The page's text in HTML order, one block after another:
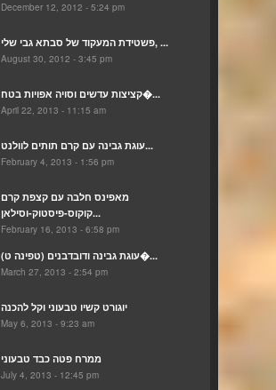
December 12, 2012 - 5:24 pm
פשטידת המעקוד של סבתא גבי שלי, ...
August 30, 2012 - 3:45 pm
קציצות עדשים וסויה אפויות בטח�...
April 22, 2013 - 11:15 am
עוגת גבינה עם קרם תותים לוולנט...
February 4, 2013 - 1:56 pm
מאפינס חלבה עם קצפת קרם
קוקוס-פיסטוק-וסילאן...
February 16, 2013 - 6:58 pm
(עוגת גבינה ודובדבנים (טפינה ט�...
March 27, 2013 - 2:54 pm
יוגורט קשיו טבעוני וקל להכנה
May 6, 2013 - 9:23 am
ממרח פטה כבד טבעוני
July 4, 2013 - 12:45 pm